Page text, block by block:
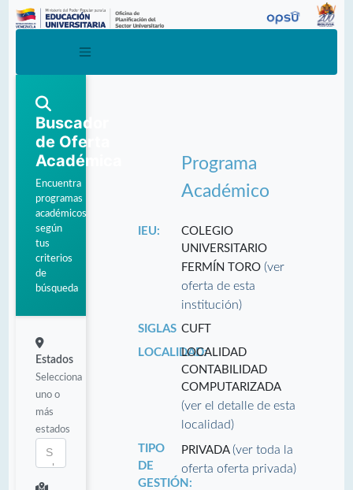
Buscador
de Oferta
Académica
Encuentra
programas
académicos
según
tus
criterios
de
búsqueda
Estados
Selecciona
uno o
más
estados
Programa
Académico
IEU:
COLEGIO
UNIVERSITARIO
FERMÍN TORO(ver
oferta de esta
institución)
SIGLAS CUFT
LOCALIDAD:LOCALIDAD
CONTABILIDAD
COMPUTARIZADA
(ver el detalle de esta
localidad)
TIPO
DE
GESTIÓN:
PRIVADA(ver toda la
oferta oferta privada)